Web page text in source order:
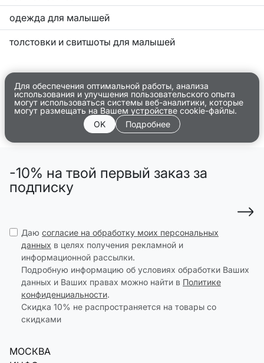
одежда для малышей
толстовки и свитшоты для малышей
Для обеспечения оптимальной работы, анализа
использования и улучшения пользовательского опыта
могут использоваться системы веб-аналитики, которые
могут размещать на Вашем устройстве cookie-файлы.
OK
Подробнее
-10% на твой первый заказ за
подписку
Даю согласие на обработку моих персональных
данных в целях получения рекламной и
информационной рассылки.
Подробную информацию об условиях обработки Ваших
данных и Ваших правах можно найти в Политике
конфиденциальности.
Скидка 10% не распространяется на товары со
скидками
МОСКВА